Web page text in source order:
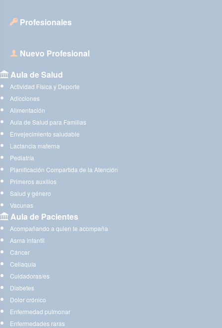
Profesionales
Nuevo Profesional
Aula de Salud
Actividad Física y Deporte
Adicciones
Alimentación
Aula de Salud para Familias
Envejecimiento saludable
Lactancia materna
Pediatría
Planificación Compartida de la Atención
Primeros auxilios
Salud y género
Vacunas
Aula de Pacientes
Acompañando a quien te acompaña
Asma infantil
Cáncer
Celiaquía
Cuidadoras/es
Diabetes
Dolor crónico
Enfermedad pulmonar
Enfermedades raras